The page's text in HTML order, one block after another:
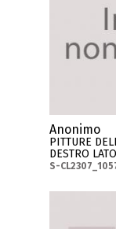
Anonimo
PITTURE
DESTRO
S-